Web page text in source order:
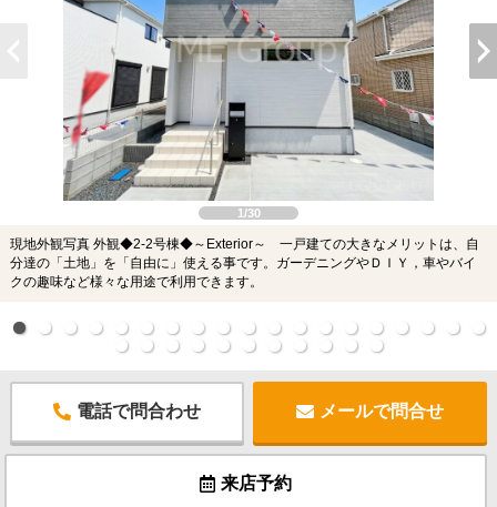
1/30
現地外観写真 外観◆2-2号棟◆～Exterior～ 一戸建ての大きなメリットは、自
分達の「土地」を「自由に」使える事です。ガーデニングやＤＩＹ，車やバイ
クの趣味など様々な用途で利用できます。
電話で問合わせ メールで問合せ
来店予約